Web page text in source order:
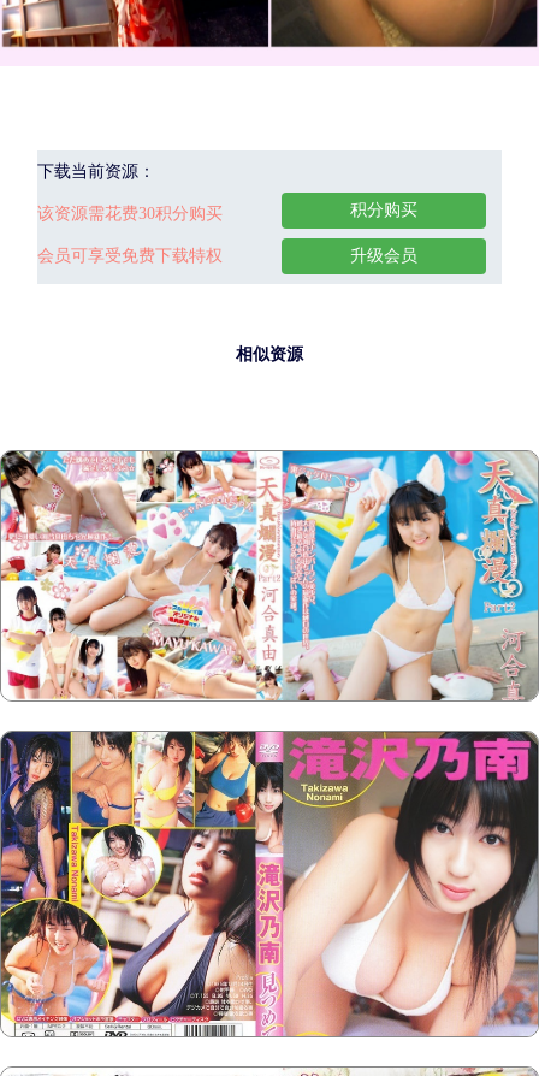
下载当前资源：
该资源需花费30积分购买
会员可享受免费下载特权
积分购买
升级会员
相似资源